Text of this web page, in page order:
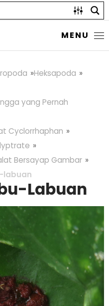
MENU
Heksapoda
yang Pernah
Cyclorrhaphan
Bersayap Gambar
labuan
Labuan